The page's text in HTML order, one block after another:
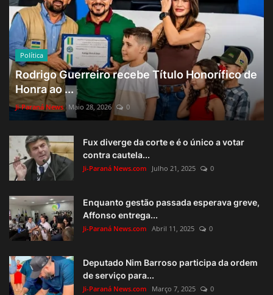
Política
Rodrigo Guerreiro recebe Título Honorífico de
Honra ao ...
Ji-Paraná News Maio 28, 2026 0
Fux diverge da corte e é o único a votar
contra cautela...
Ji-Paraná News.com Julho 21, 2025 0
Enquanto gestão passada esperava greve,
Affonso entrega...
Ji-Paraná News.com Abril 11, 2025 0
Deputado Nim Barroso participa da ordem
de serviço para...
Ji-Paraná News.com Março 7, 2025 0